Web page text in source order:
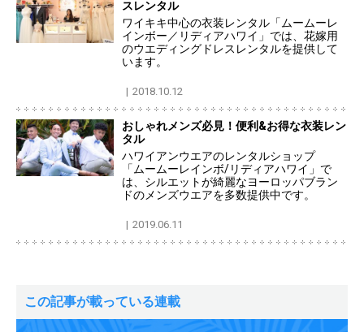
スレンタル
ワイキキ中心の衣装レンタル「ムームーレ
インボー／リディアハワイ」では、花嫁用
のウエディングドレスレンタルを提供して
います。
2018.10.12
おしゃれメンズ必見！便利&お得な衣装レン
タル
ハワイアンウエアのレンタルショップ
「ムームーレインボ/リディアハワイ」で
は、シルエットが綺麗なヨーロッパブラン
ドのメンズウエアを多数提供中です。
2019.06.11
この記事が載っている連載